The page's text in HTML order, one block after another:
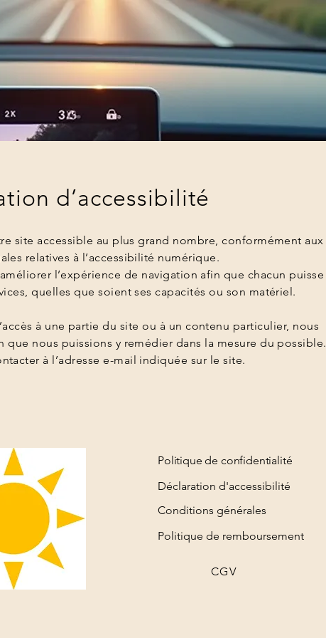
d’accessibilité
site accessible au plus grand nombre, conformément aux
relatives à l’accessibilité numérique.
l’expérience de navigation afin que chacun puisse
quelles que soient ses capacités ou son matériel.
à une partie du site ou à un contenu particulier, nous
que nous puissions y remédier dans la mesure du possible.
à l’adresse e-mail indiquée sur le site.
Politique de confidentialité
Déclaration d'accessibilité
Conditions générales
Politique de remboursement
CGV